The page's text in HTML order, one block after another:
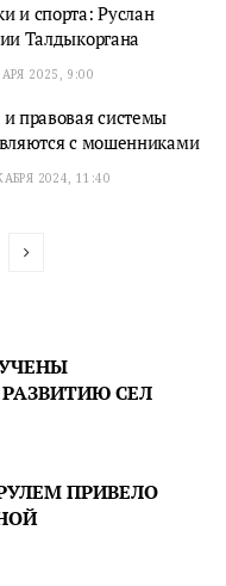
и спорта: Руслан
Талдыкоргана
2025, 9:00
правовая системы
с мошенниками
2024, 11:40
СЕЛ
ПРИВЕЛО